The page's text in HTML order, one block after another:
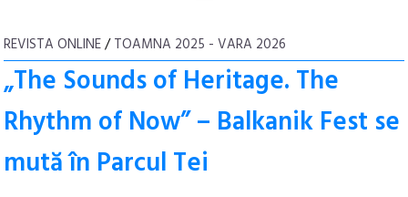
REVISTA ONLINE/TOAMNA 2025 - VARA 2026
„The Sounds of Heritage. The
Rhythm of Now” – Balkanik Fest se
mută în Parcul Tei